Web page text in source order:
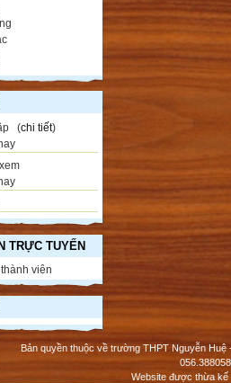
(chi tiết)
TRỰC TUYẾN
viên
Bản quyền thuộc về trường THPT Nguyễn
Website được thừa